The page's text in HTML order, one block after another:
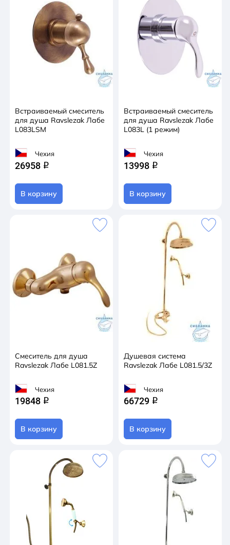
Встраиваемый смеситель
для душа Ravslezak Лабе
L083LSM
Чехия
26958 q
В корзину
Встраиваемый смеситель
для душа Ravslezak Лабе
L083L (1 режим)
Чехия
13998 q
В корзину
Смеситель для душа
Ravslezak Лабе L081.5Z
Чехия
19848 q
В корзину
Душевая система
Ravslezak Лабе L081.5/3Z
Чехия
66729 q
В корзину